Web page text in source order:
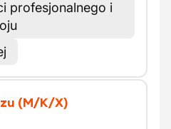
profesjonalnego i
(M/K/X)